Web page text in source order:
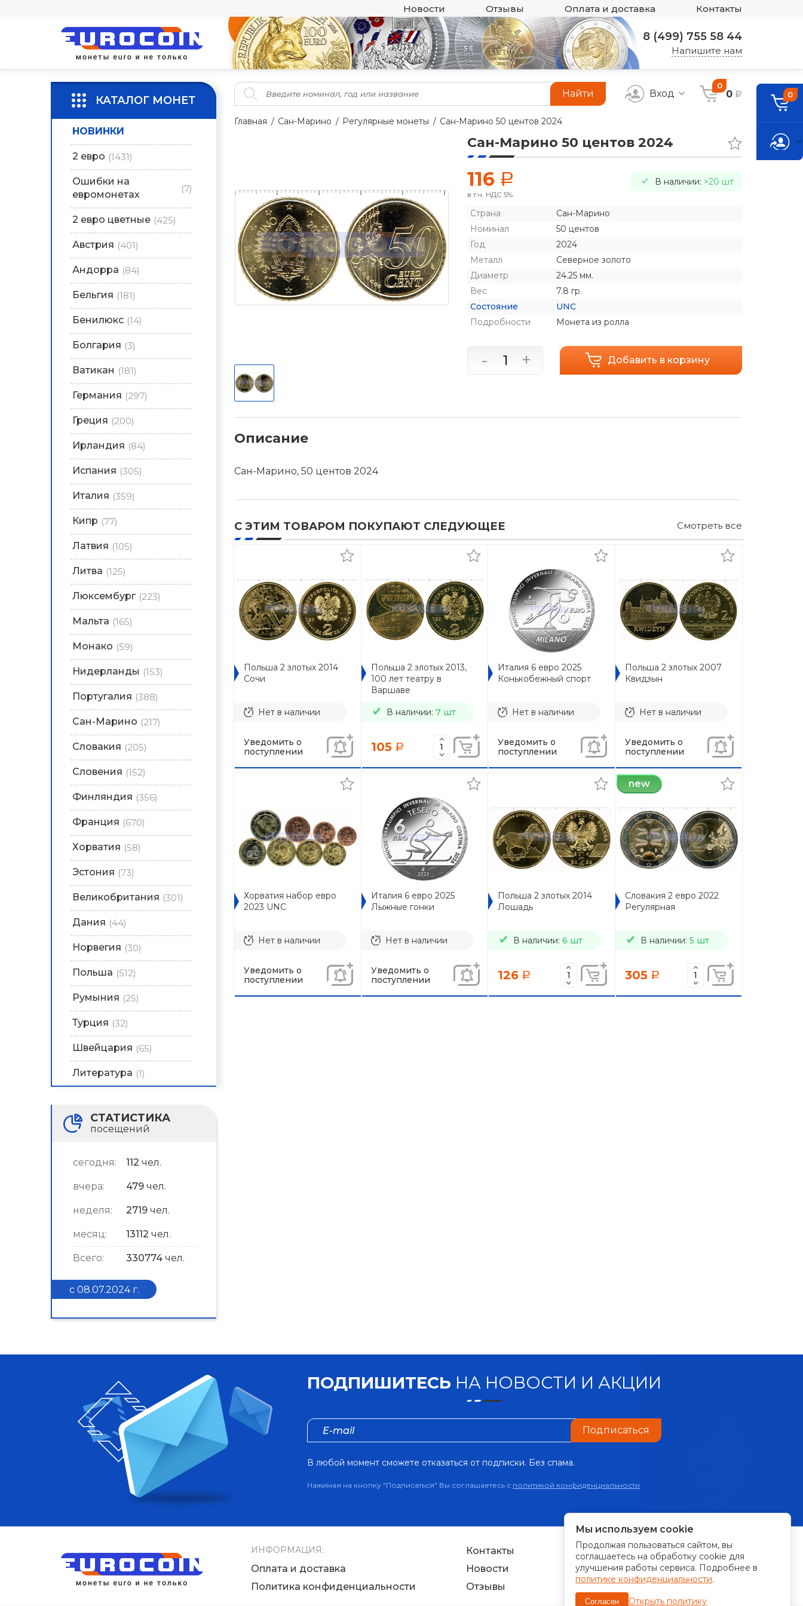
Новости Отзывы Оплата и доставка Контакты
8 (499) 755 58 44
Напишите нам
КАТАЛОГ МОНЕТ
НОВИНКИ
2 евро (1431)
Ошибки на
евромонетах
(7)
2 евро цветные (425)
Австрия (401)
Андорра (84)
Бельгия (181)
Бенилюкс (14)
Болгария (3)
Ватикан (181)
Германия (297)
Греция (200)
Ирландия (84)
Испания (305)
Италия (359)
Кипр (77)
Латвия (105)
Литва (125)
Люксембург (223)
Мальта (165)
Монако (59)
Нидерланды (153)
Португалия (388)
Сан-Марино (217)
Словакия (205)
Словения (152)
Финляндия (356)
Франция (670)
Хорватия (58)
Эстония (73)
Великобритания (301)
Дания (44)
Норвегия (30)
Польша (512)
Румыния (25)
Турция (32)
Швейцария (65)
Литература (1)
СТАТИСТИКА
посещений
сегодня: 112 чел.
вчера: 479 чел.
неделя: 2719 чел.
месяц: 13112 чел.
Всего: 330774 чел.
с 08.07.2024 г.
Найти Вход
0
0 a
Главная Сан-Марино Регулярные монеты Сан-Марино 50 центов 2024
Сан-Марино 50 центов 2024
116 a
в т.ч. НДС 5%
В наличии: >20 шт
Страна
Сан-Марино
Номинал
50 центов
Год
2024
Металл
Северное золото
Диаметр
24.25 мм.
Вес
7.8 гр.
Состояние
UNC
Подробности
Монета из ролла
- + Добавить в корзину
Описание
Сан-Марино, 50 центов 2024
С ЭТИМ ТОВАРОМ ПОКУПАЮТ СЛЕДУЮЩЕЕ Смотреть все
Польша 2 злотых 2014
Сочи
Нет в наличии
Уведомить о
поступлении
Польша 2 злотых 2013,
100 лет театру в
Варшаве
В наличии: 7 шт
105 a
Италия 6 евро 2025
Конькобежный спорт
Нет в наличии
Уведомить о
поступлении
Польша 2 злотых 2007
Квидзын
Нет в наличии
Уведомить о
поступлении
Хорватия набор евро
2023 UNC
Нет в наличии
Уведомить о
поступлении
Италия 6 евро 2025
Лыжные гонки
Нет в наличии
Уведомить о
поступлении
Польша 2 злотых 2014
Лошадь
В наличии: 6 шт
126 a
new
Словакия 2 евро 2022
Регулярная
В наличии: 5 шт
305 a
ПОДПИШИТЕСЬ НА НОВОСТИ И АКЦИИ
Подписаться
В любой момент сможете отказаться от подписки. Без спама.
Нажимая на кнопку "Подписаться" Вы соглашаетесь с политикой конфиденциальности
ИНФОРМАЦИЯ:
Контакты
Оплата и доставка
Новости
Политика конфиденциальности
Отзывы
ПРИНИМАЕМ К ОПЛАТЕ:
0
Мы используем cookie
Продолжая пользоваться сайтом, вы
соглашаетесь на обработку cookie для
улучшения работы сервиса. Подробнее в
политике конфиденциальности.
Согласен Открыть политику